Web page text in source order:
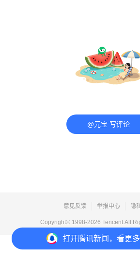
打开腾讯新闻，看更
@元宝 写评论
意见反馈 举报中心 隐
Copyright© 1998-2026 Tencent.All